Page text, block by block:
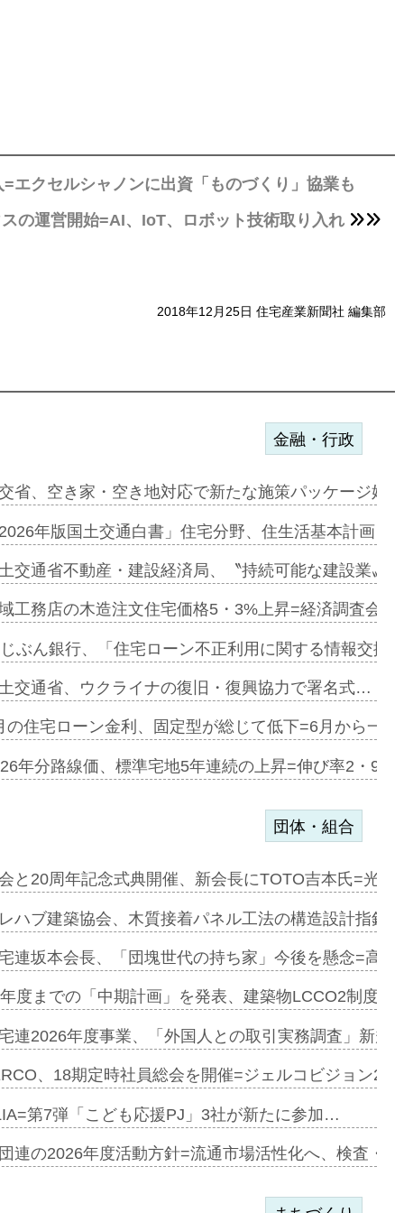
エクセルシャノンに出資「ものづくり」協業も
の運営開始=AI、IoT、ロボット技術取り入れ
2018年12月25日 住宅産業新聞社 編集部
ミーレキ…
も城南エ…
合型の賃…
ンカフェ…
業=お互…
コリビング…
る2階建…
第1弾が開…
金融・行政
省、空き家・空き地対応で新たな施策パッケージ始
年版国土交通白書」住宅分野、住生活基本計画を
交通省不動産・建設経済局、〝持続可能な建設業〟
工務店の木造注文住宅価格5・3%上昇=経済調査会
ぶん銀行、「住宅ローン不正利用に関する情報交換
交通省、ウクライナの復旧・復興協力で署名式…
の住宅ローン金利、固定型が総じて低下=6月から一
年分路線価、標準宅地5年連続の上昇=伸び率2・
加=リンナ…
見込む=…
開始=三協…
分譲M専用…
団体・組合
と20周年記念式典開催、新会長にTOTO吉本氏=光
ハブ建築協会、木質接着パネル工法の構造設計指針
連坂本会長、「団塊世代の持ち家」今後を懸念=高
度までの「中期計画」を発表、建築物LCCO2制度
連2026年度事業、「外国人との取引実務調査」新規
、18期定時社員総会を開催=ジェルコビジョン
第7弾「こども応援PJ」3社が新たに参加…
連の2026年度活動方針=流通市場活性化へ、検査・